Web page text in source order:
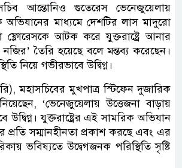
আন্তোনিও গুতেরেস ভেনেজুয়েলায়
অভিযানের মাধ্যমে দেশটির লাস মাদুরো
ফ্লোরেসকে আটক করে যুক্তরাষ্ট্রে আনার
তৈরি হয়েছে বলে মন্তব্য করেছেন।
নিয়ে গভীরভাবে উদ্বিগ্ন।
মহাসচিবের মুখপাত্র স্টিফেন দুজারিক
‘ভেনেজুয়েলায় উত্তেজনা বাড়ায়
উদ্বিগ্ন। যুক্তরাষ্ট্রের এই সামরিক অভিযান
প্রতি সম্মানহীনতা প্রকাশ করছে এবং এর
ভবিষ্যতে উদ্বেগজনক পরিস্থিতি সৃষ্টি